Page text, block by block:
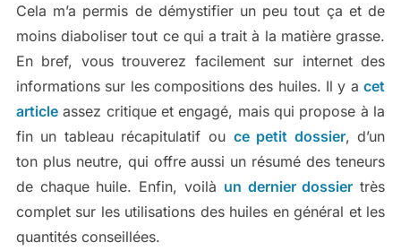
Cela m’a permis de démystifier un peu tout ça et de
moins diaboliser tout ce qui a trait à la matière grasse.
En bref, vous trouverez facilement sur internet des
informations sur les compositions des huiles. Il y acet
articleassez critique et engagé, mais qui propose à la
fin un tableau récapitulatif ou ce petit dossier, d’un
ton plus neutre, qui offre aussi un résumé des teneurs
de chaque huile. Enfin, voilà un dernier dossier très
complet sur les utilisations des huiles en général et les
quantités conseillées.